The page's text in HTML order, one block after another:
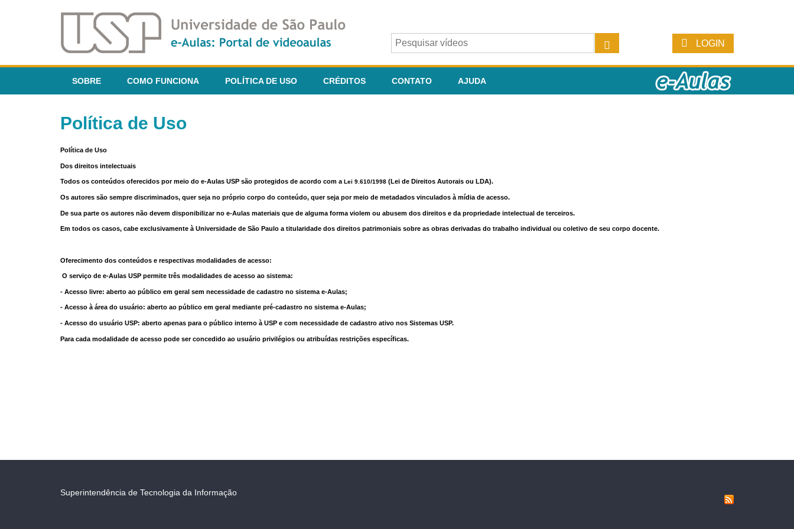
LOGIN
SOBRE COMO FUNCIONA POLÍTICA DE USO CRÉDITOS CONTATO AJUDA
Política de Uso
Política de Uso
Dos direitos intelectuais
Todos os conteúdos oferecidos por meio do e-Aulas USP são protegidos de acordo com a Lei 9.610/1998 (Lei de Direitos Autorais ou LDA).
Os autores são sempre discriminados, quer seja no próprio corpo do conteúdo, quer seja por meio de metadados vinculados à mídia de acesso.
De sua parte os autores não devem disponibilizar no e-Aulas materiais que de alguma forma violem ou abusem dos direitos e da propriedade intelectual de terceiros.
Em todos os casos, cabe exclusivamente à Universidade de São Paulo a titularidade dos direitos patrimoniais sobre as obras derivadas do trabalho individual ou coletivo de seu corpo docente.
Oferecimento dos conteúdos e respectivas modalidades de acesso:
O serviço de e-Aulas USP permite três modalidades de acesso ao sistema:
- Acesso livre: aberto ao público em geral sem necessidade de cadastro no sistema e-Aulas;
- Acesso à área do usuário: aberto ao público em geral mediante pré-cadastro no sistema e-Aulas;
- Acesso do usuário USP: aberto apenas para o público interno à USP e com necessidade de cadastro ativo nos Sistemas USP.
Para cada modalidade de acesso pode ser concedido ao usuário privilégios ou atribuídas restrições específicas.
Superintendência de Tecnologia da Informação